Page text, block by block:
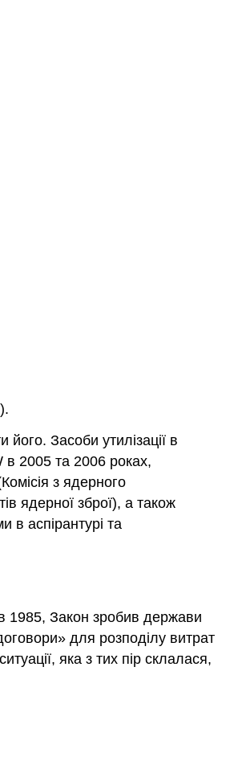
його. Засоби утилізації в
2005 та 2006 роках,
з ядерного
ядерної зброї), а також
в аспірантурі та
1985, Закон зробив держави
для розподілу витрат
яка з тих пір склалася,